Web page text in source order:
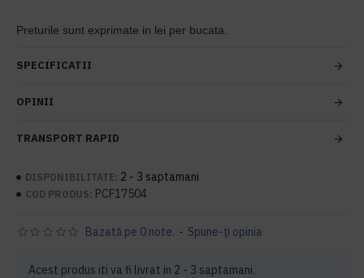
Preturile sunt exprimate in lei per bucata.
SPECIFICATII
OPINII
TRANSPORT RAPID
DISPONIBILITATE: 2 - 3 saptamani
COD PRODUS: PCF17504
Acest produs iti va fi livrat in 2 - 3 saptamani.
Bazată pe 0 note. - Spune-ţi opinia